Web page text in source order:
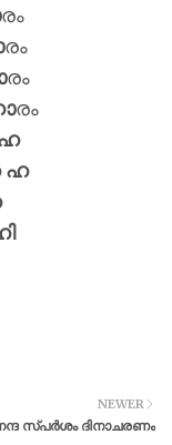
രം
രം
രം
രം
ഹ
NEWER
സ്പര്‍ശം ദിനാചരണം